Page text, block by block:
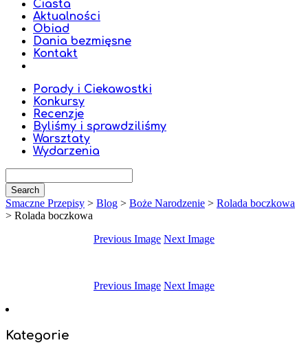
Ciasta
Aktualności
Obiad
Dania bezmięsne
Kontakt
Porady i Ciekawostki
Konkursy
Recenzje
Byliśmy i sprawdziliśmy
Warsztaty
Wydarzenia
Smaczne Przepisy > Blog > Boże Narodzenie > Rolada boczkowa
> Rolada boczkowa
Previous Image Next Image
Previous Image Next Image
Kategorie